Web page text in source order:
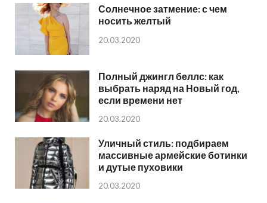
Солнечное затмение: с чем
носить желтый
20.03.2020
Полный джингл беллс: как
выбрать наряд на Новый год,
если времени нет
20.03.2020
Уличный стиль: подбираем
массивные армейские ботинки
и дутые пуховики
20.03.2020